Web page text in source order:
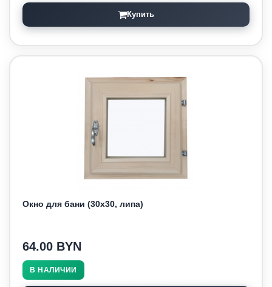
Купить
Окно для бани (30х30, липа)
64.00 BYN
В НАЛИЧИИ